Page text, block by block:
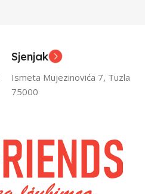
Sjenjak
Ismeta Mujezinovića 7, Tuzla
75000